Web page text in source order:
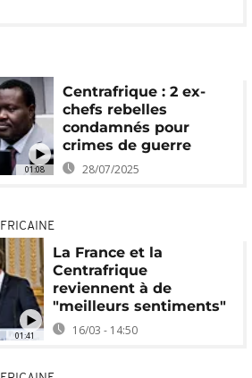
01:08
Centrafrique : 2 ex-
chefs rebelles
condamnés pour
crimes de guerre
28/07/2025
01:41
La France et la
Centrafrique
reviennent à de
"meilleurs sentiments"
16/03 - 14:50